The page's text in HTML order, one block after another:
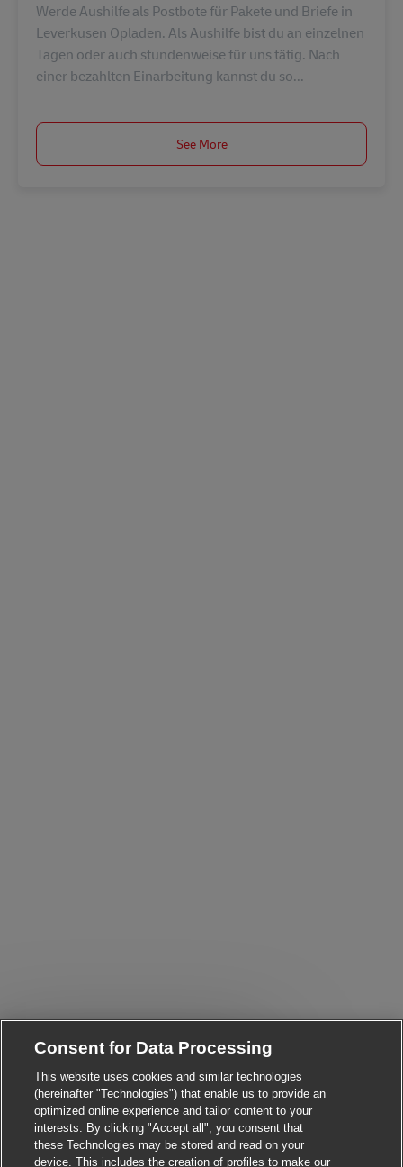
Werde Aushilfe als Postbote für Pakete und Briefe in
Leverkusen Opladen. Als Aushilfe bist du an einzelnen
Tagen oder auch stundenweise für uns tätig. Nach
einer bezahlten Einarbeitung kannst du so...
See More
Hi There!
Are you interested in this job?
Close chatbot
I'm interested Similar Jobs
Consent for Data Processing
This website uses cookies and similar technologies
(hereinafter "Technologies") that enable us to provide an
optimized online experience and tailor content to your
interests. By clicking "Accept all", you consent that
these Technologies may be stored and read on your
device. This includes the creation of profiles to make our